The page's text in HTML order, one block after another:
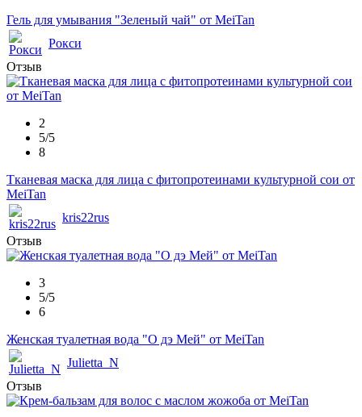
Гель для умывания "Зеленый чай" от MeiTan
Рокси
Отзыв
2
5/5
8
Тканевая маска для лица с фитопротеинами культурной сои от
MeiTan
kris22rus
Отзыв
3
5/5
6
Женская туалетная вода "О дэ Мей" от MeiTan
Julietta_N
Отзыв